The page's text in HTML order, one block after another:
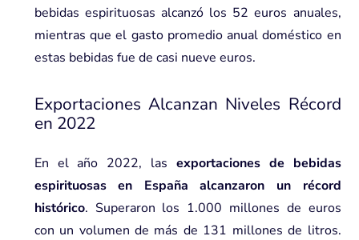
bebidas espirituosas alcanzó los 52 euros anuales,
mientras que el gasto promedio anual doméstico en
estas bebidas fue de casi nueve euros.
Exportaciones Alcanzan Niveles Récord
en 2022
En el año 2022, las exportaciones de bebidas
espirituosas en España alcanzaron un récord
histórico. Superaron los 1.000 millones de euros
con un volumen de más de 131 millones de litros.